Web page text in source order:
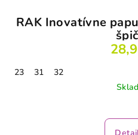
RAK Inovatívne
23 31
32